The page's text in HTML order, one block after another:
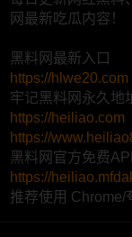
网最新吃瓜内容！
黑料网最新入口
https://hlwe20.com
牢记黑料网永久地
https://heiliao.com
https://
黑料网官方免费
https://
推荐使用 Chrome/